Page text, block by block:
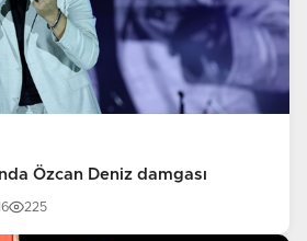
Özcan Deniz damgası
225